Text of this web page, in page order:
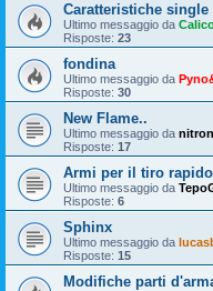
Caratteristiche single
Ultimo messaggio da
Risposte: 23
fondina
Ultimo messaggio da
Risposte: 30
New Flame..
Ultimo messaggio da
Risposte: 17
Armi per il tiro
Ultimo messaggio da
Risposte: 6
Sphinx
Ultimo messaggio da
Risposte: 15
Modifiche parti